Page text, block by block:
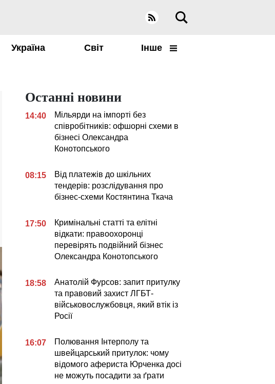
Україна Світ Інше
Останні новини
14:40
Мільярди на імпорті без
співробітників: офшорні схеми в
бізнесі Олександра
Конотопського
08:15
Від платежів до шкільних
тендерів: розслідування про
бізнес-схеми Костянтина Ткача
17:50
Кримінальні статті та елітні
відкати: правоохоронці
перевірять подвійний бізнес
Олександра Конотопського
18:58
Анатолій Фурсов: запит притулку
та правовий захист ЛГБТ-
військовослужбовця, який втік із
Росії
16:07
Полювання Інтерполу та
швейцарський притулок: чому
відомого афериста Юрченка досі
не можуть посадити за ґрати